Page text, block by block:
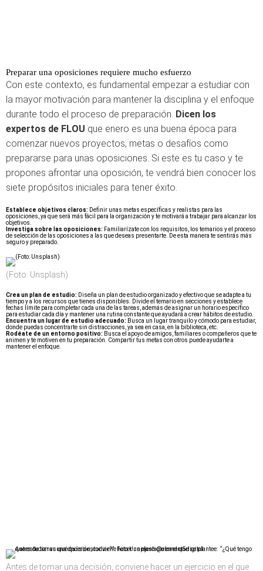
Preparar una oposiciones requiere mucho esfuerzo
Con este contexto, es fundamental empezar a estudiar con
la mayor motivación para mantener la disciplina y el enfoque
durante todo el proceso de preparación. Dicen los
expertos de FLOU que enero es una buena época para
comenzar nuevos proyectos, metas o desafíos como
prepararse para unas oposiciones. Si este es tu caso y te
propones afrontar una oposición, te vendrá bien conocer los
siete propósitos iniciales para tener éxito.
Establece objetivos claros: Definir unas metas específicas y realistas para las
oposiciones, ya que será más fácil para la organización y te motivará a trabajar para alcanzar los
objetivos.
Investiga sobre las oposiciones: Familiarízate con los requisitos, los temarios y el proceso
de selección de las oposiciones a las que deseas presentarte. De esta manera te sentirás más
seguro y preparado.
(Foto: Unsplash)
Crea un plan de estudio: Diseña un plan de estudio organizado y efectivo que se adapte a tu
tiempo y a los recursos que tienes disponibles. Divide el temario en secciones y establece
fechas límite para completar cada una de las tareas, además de asignar un horario específico
para estudiar cada día y mantener una rutina constante que ayudará a crear hábitos de estudio.
Encuentra un lugar de estudio adecuado: Busca un lugar tranquilo y cómodo para estudiar,
donde puedas concentrarte sin distracciones, ya sea en casa, en la biblioteca, etc.
Rodéate de un entorno positivo: Busca el apoyo de amigos, familiares o compañeros que te
animen y te motiven en tu preparación. Compartir tus metas con otros puede ayudarte a
mantener el enfoque.
Antes de tomar una decisión, conviene hacer un ejercicio en el que